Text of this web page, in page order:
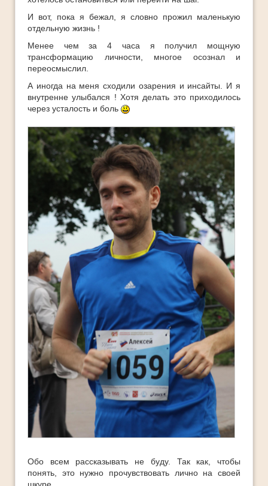
И вот, пока я бежал, я словно прожил маленькую
отдельную жизнь !
Менее чем за 4 часа я получил мощную
трансформацию личности, многое осознал и
переосмыслил.
А иногда на меня сходили озарения и инсайты. И я
внутренне улыбался ! Хотя делать это приходилось
через усталость и боль
Обо всем рассказывать не буду. Так как, чтобы
понять, это нужно прочувствовать лично на своей